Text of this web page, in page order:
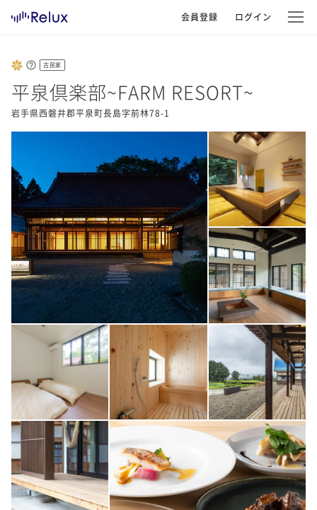
会員登録 ログイン
古民家
平泉倶楽部~FARM RESORT~
岩手県西磐井郡平泉町長島字前林78-1